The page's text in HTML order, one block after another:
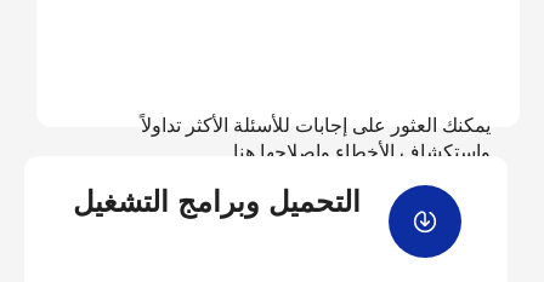
يمكنك العثور على إجابات للأسئلة الأكثر تداولاً
واستكشاف الأخطاء وإصلاحها هنا
عرض الأسئلة المتداولة
التحميل وبرامج التشغيل